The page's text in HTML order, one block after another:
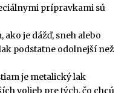
prípravkami sú
je dážď, sneh alebo
podstatne odolnejší než
je metalický lak
volieb pre tých, čo chcú